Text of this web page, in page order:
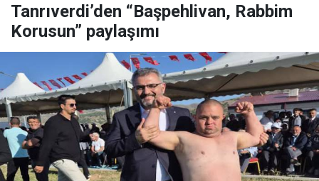
Tanrıverdi’den “Başpehlivan, Rabbim
Korusun” paylaşımı